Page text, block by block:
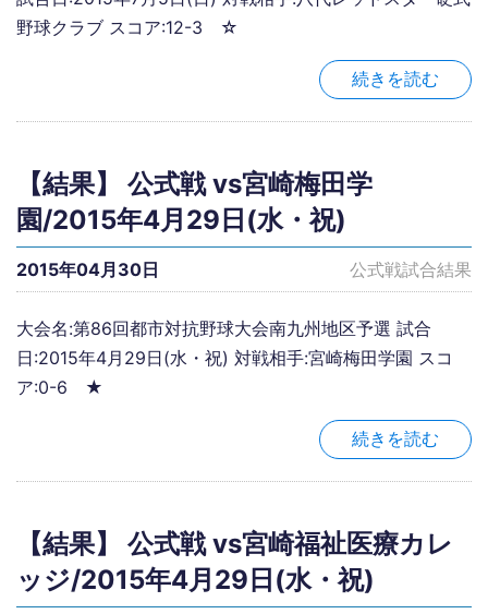
野球クラブ スコア:12-3 ☆
続きを読む
【結果】 公式戦 vs宮崎梅田学
園/2015年4月29日(水・祝)
2015年04月30日 公式戦試合結果
大会名:第86回都市対抗野球大会南九州地区予選 試合
日:2015年4月29日(水・祝) 対戦相手:宮崎梅田学園 スコ
ア:0-6 ★
続きを読む
【結果】 公式戦 vs宮崎福祉医療カレ
ッジ/2015年4月29日(水・祝)